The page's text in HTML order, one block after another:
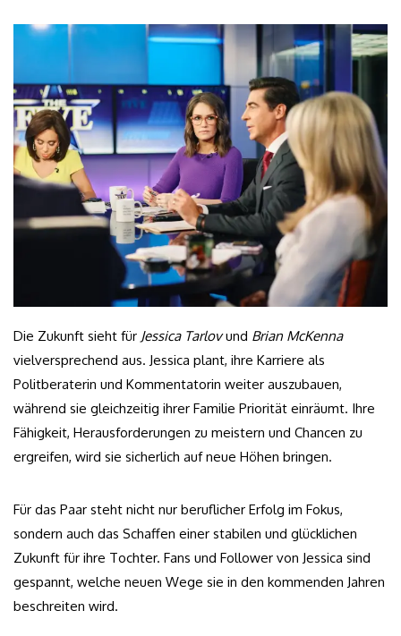
Die Zukunft sieht für Jessica Tarlovund Brian McKenna
vielversprechend aus. Jessica plant, ihre Karriere als
Politberaterin und Kommentatorin weiter auszubauen,
während sie gleichzeitig ihrer Familie Priorität einräumt. Ihre
Fähigkeit, Herausforderungen zu meistern und Chancen zu
ergreifen, wird sie sicherlich auf neue Höhen bringen.
Für das Paar steht nicht nur beruflicher Erfolg im Fokus,
sondern auch das Schaffen einer stabilen und glücklichen
Zukunft für ihre Tochter. Fans und Follower von Jessica sind
gespannt, welche neuen Wege sie in den kommenden Jahren
beschreiten wird.